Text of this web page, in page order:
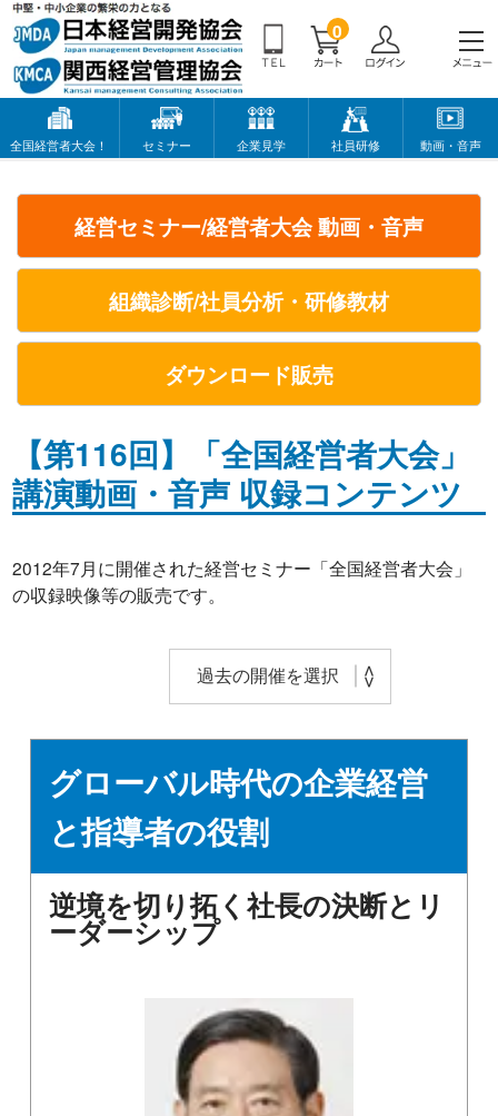
0
全国経営者大会！ セミナー 企業見学 社員研修 動画・音声
経営セミナー/経営者大会 動画・音声
組織診断/社員分析・研修教材
ダウンロード販売
【第116回】「全国経営者大会」
講演動画・音声 収録コンテンツ
2012年7月に開催された経営セミナー「全国経営者大会」
の収録映像等の販売です。
グローバル時代の企業経営
と指導者の役割
逆境を切り拓く社長の決断とリ
ーダーシップ